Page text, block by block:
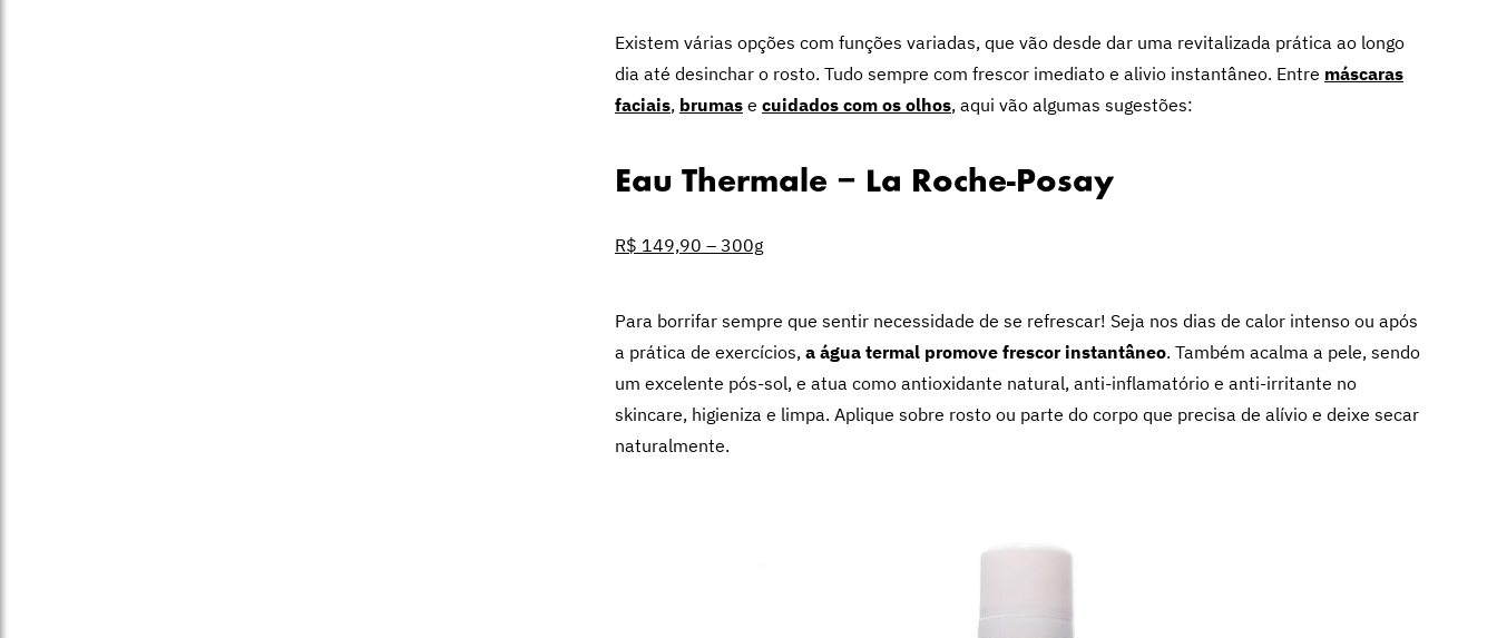
Existem várias opções com funções variadas, que vão desde dar uma revitalizada prática ao longo
dia até desinchar o rosto. Tudo sempre com frescor imediato e alivio instantâneo. Entre máscaras
faciais, brumas e cuidados com os olhos, aqui vão algumas sugestões:
Eau Thermale – La Roche-Posay
R$ 149,90 – 300g
Para borrifar sempre que sentir necessidade de se refrescar! Seja nos dias de calor intenso ou após
a prática de exercícios, a água termal promove frescor instantâneo. Também acalma a pele, sendo
um excelente pós-sol, e atua como antioxidante natural, anti-inflamatório e anti-irritante no
skincare, higieniza e limpa. Aplique sobre rosto ou parte do corpo que precisa de alívio e deixe secar
naturalmente.